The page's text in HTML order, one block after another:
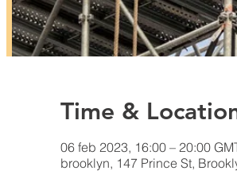
Time &
06 feb 2023, 16:00 – 20:00
brooklyn, 147 Prince St,